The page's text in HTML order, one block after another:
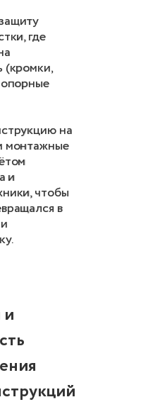
где
(кромки,
на
монтажные
и
чтобы
в